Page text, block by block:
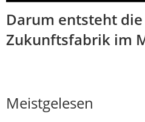
Darum entsteht die
Zukunftsfabrik im
Meistgelesen